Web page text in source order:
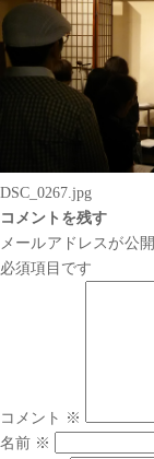
DSC_0267.jpg
コメントを残す
メールアドレスが公
必須項目です
コメント ※
名前 ※